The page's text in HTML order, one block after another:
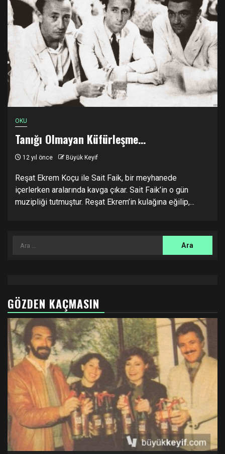
OKU
Tanığı Olmayan Küfürleşme…
12 yıl önce Büyük Keyif
Reşat Ekrem Koçu ile Sait Faik, bir meyhanede
içerlerken aralarında kavga çıkar. Sait Faik’in o gün
muzipliği tutmuştur. Reşat Ekrem’in kulağına eğilip,...
Arama:
GÖZDEN KAÇMASIN